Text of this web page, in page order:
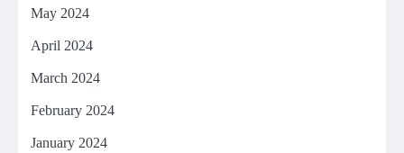
May 2024
April 2024
March 2024
February 2024
January 2024